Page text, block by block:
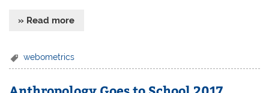
» Read more
webometrics